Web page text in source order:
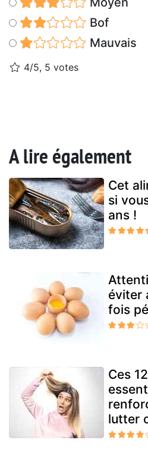
Bof
Mauvais
4/5, 5 votes
A lire également
Cet
si
ans !
éviter
fois
Ces
lutter